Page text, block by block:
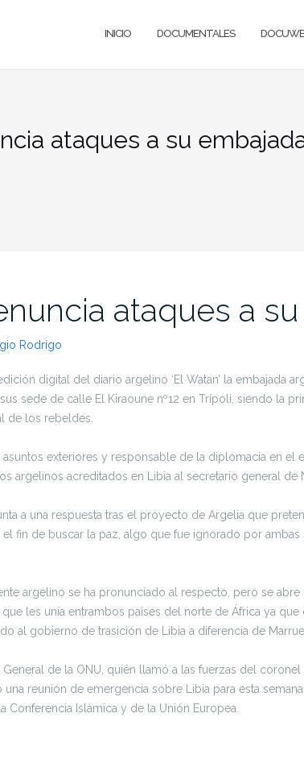
INICIO DOCUMENTALES
ataques a su
ataques a
Rodrigo
digital del diario argelino ‘El Watan’ la embajada
sede de calle El Kiraoune nº12 en Trípoli, siendo la
de los rebeldes.
exteriores y responsable de la diplomacia en el
argelinos acreditados en Libia al secretario general de
a una respuesta tras el proyecto de Argelia que
el fin de buscar la paz, algo que fue ignorado por
argelino se ha pronunciado al respecto, pero se
les unía entrambos países del norte de África ya que
al gobierno de trasición de Libia a diferencia de
de la ONU, quién llamó a las fuerzas del
reunión de emergencia sobre Libia para esta
Conferencia Islámica y de la Unión Europea.